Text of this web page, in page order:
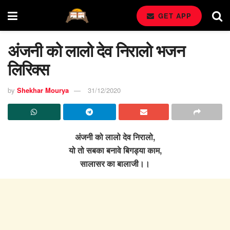
GET APP
अंजनी को लालो देव निरालो भजन
लिरिक्स
by Shekhar Mourya 31/12/2020
अंजनी को लालो देव निरालो,
यो तो सबका बनावे बिगड्या काम,
सालासर का बालाजी।।